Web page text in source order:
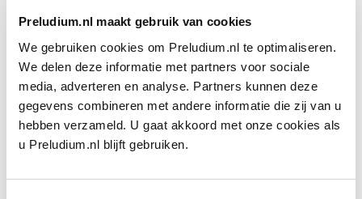
Preludium.nl maakt gebruik van cookies
We gebruiken cookies om Preludium.nl te optimaliseren.
We delen deze informatie met partners voor sociale
media, adverteren en analyse. Partners kunnen deze
gegevens combineren met andere informatie die zij van u
hebben verzameld. U gaat akkoord met onze cookies als
u Preludium.nl blijft gebruiken.